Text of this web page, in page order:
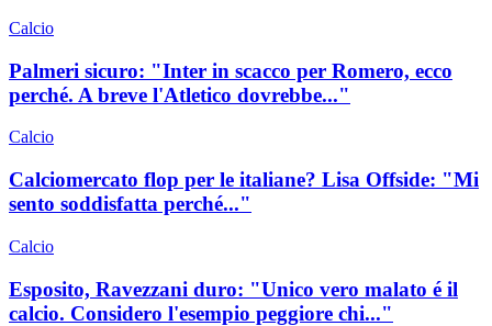
Calcio
Palmeri sicuro: "Inter in scacco per Romero, ecco
perché. A breve l'Atletico dovrebbe..."
Calcio
Calciomercato flop per le italiane? Lisa Offside: "Mi
sento soddisfatta perché..."
Calcio
Esposito, Ravezzani duro: "Unico vero malato é il
calcio. Considero l'esempio peggiore chi..."